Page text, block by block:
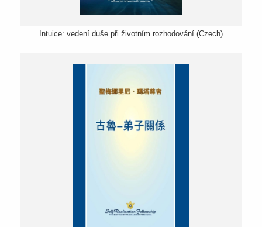
Intuice: vedení duše při životním rozhodování (Czech)